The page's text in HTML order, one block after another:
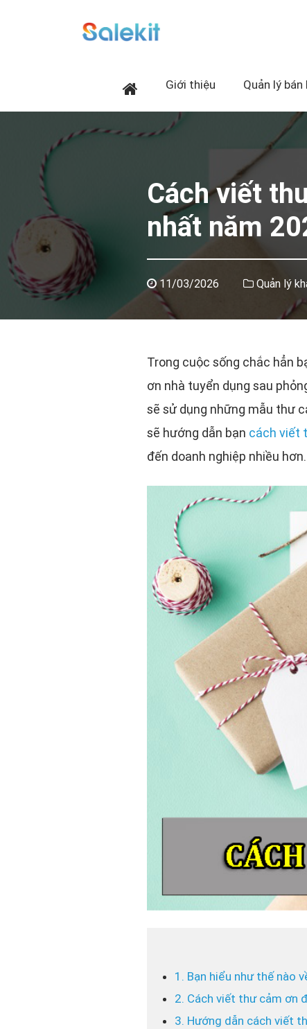
Giới thiệu Quản lý bán
Cách viết
nhất năm
11/03/2026 Quản lý
Trong cuộc sống chắc hẳn
ơn nhà tuyển dụng sau
sẽ sử dụng những mẫu thư
sẽ hướng dẫn bạn cách viết
đến doanh nghiệp nhiều
1. Bạn hiểu như thế nào
2. Cách viết thư cảm ơn
3. Hướng dẫn cách viết